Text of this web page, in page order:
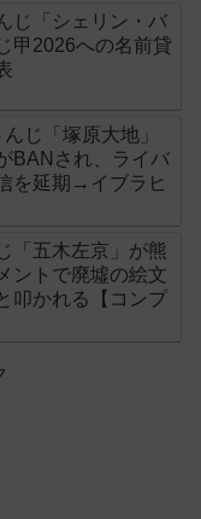
じ「シェリン・バ
甲2026への名前貸
じ「塚原大地」
BANされ、ライバ
を延期→イブラヒ
「五木左京」が熊
ントで廃墟の絵文
叩かれる【コンプ